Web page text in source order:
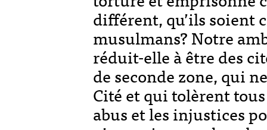
différent, qu’ils soient
musulmans? Notre
réduit-elle à être des
de seconde zone, qui
Cité et qui tolèrent
abus et les injustices